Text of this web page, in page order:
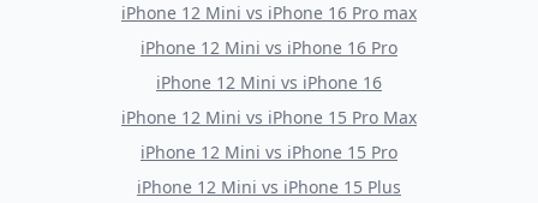
iPhone 12 Mini vs iPhone 16 Pro max
iPhone 12 Mini vs iPhone 16 Pro
iPhone 12 Mini vs iPhone 16
iPhone 12 Mini vs iPhone 15 Pro Max
iPhone 12 Mini vs iPhone 15 Pro
iPhone 12 Mini vs iPhone 15 Plus